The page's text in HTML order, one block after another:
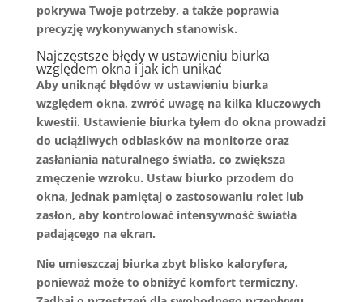
pokrywa Twoje potrzeby, a także poprawia
precyzję wykonywanych stanowisk.
Najczęstsze błędy w ustawieniu biurka
względem okna i jak ich unikać
Aby uniknąć błędów w ustawieniu biurka
względem okna, zwróć uwagę na kilka kluczowych
kwestii. Ustawienie biurka tyłem do okna prowadzi
do uciążliwych odblasków na monitorze oraz
zasłaniania naturalnego światła, co zwiększa
zmęczenie wzroku. Ustaw biurko przodem do
okna, jednak pamiętaj o zastosowaniu rolet lub
zasłon, aby kontrolować intensywność światła
padającego na ekran.
Nie umieszczaj biurka zbyt blisko kaloryfera,
ponieważ może to obniżyć komfort termiczny.